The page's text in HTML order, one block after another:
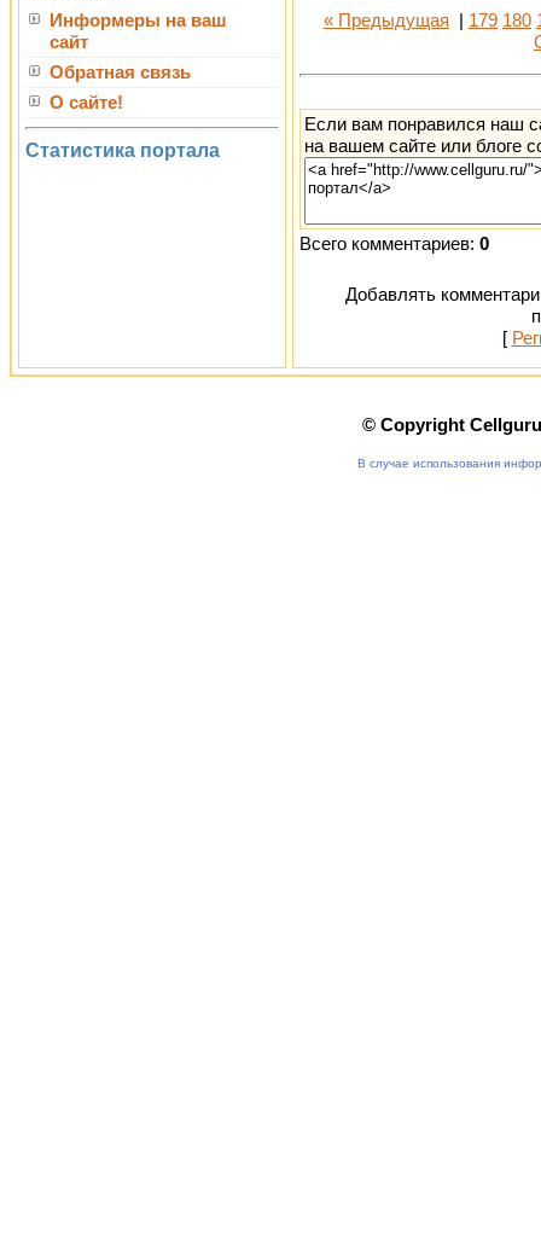
Информеры на ваш
сайт
Обратная связь
О сайте!
Статистика портала
« Предыдущая 179 180
Если вам понравился наш
на вашем сайте или блоге
Всего комментариев: 0
Добавлять
[
© Copyright
В случае использования